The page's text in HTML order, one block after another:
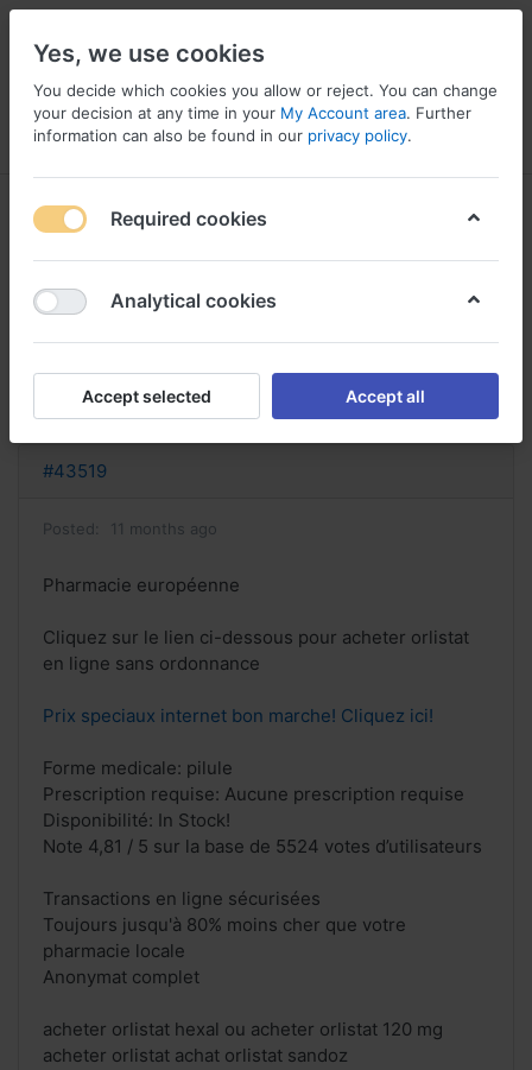
Menu Log in Compare Wishlist
acheter orlistat sandoz acheter
orlistat sandoz 120 mg
Reply
#43519
Posted: 11 months ago
Pharmacie européenne
Cliquez sur le lien ci-dessous pour acheter orlistat
en ligne sans ordonnance
Prix speciaux internet bon marche! Cliquez ici!
Forme medicale: pilule
Prescription requise: Aucune prescription requise
Disponibilité: In Stock!
Note 4,81 / 5 sur la base de 5524 votes d’utilisateurs
Transactions en ligne sécurisées
Toujours jusqu'à 80% moins cher que votre
pharmacie locale
Anonymat complet
acheter orlistat hexal ou acheter orlistat 120 mg
acheter orlistat achat orlistat sandoz
Yes, we use cookies
You decide which cookies you allow or reject. You can change
your decision at any time in your My Account area. Further
information can also be found in our privacy policy.
Required cookies
Analytical cookies
Accept selected Accept all